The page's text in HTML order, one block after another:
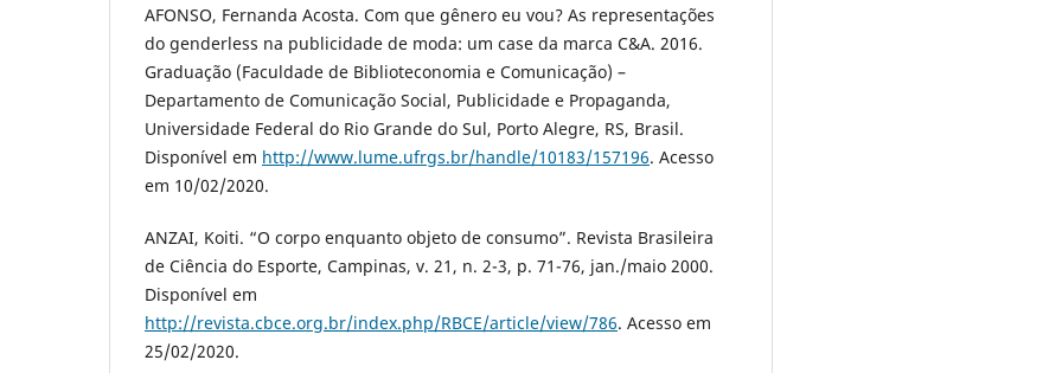
AFONSO, Fernanda Acosta. Com que gênero eu vou? As representações
do genderless na publicidade de moda: um case da marca C&A. 2016.
Graduação (Faculdade de Biblioteconomia e Comunicação) –
Departamento de Comunicação Social, Publicidade e Propaganda,
Universidade Federal do Rio Grande do Sul, Porto Alegre, RS, Brasil.
Disponível em http://www.lume.ufrgs.br/handle/10183/157196. Acesso
em 10/02/2020.
ANZAI, Koiti. “O corpo enquanto objeto de consumo”. Revista Brasileira
de Ciência do Esporte, Campinas, v. 21, n. 2-3, p. 71-76, jan./maio 2000.
Disponível em
http://revista.cbce.org.br/index.php/RBCE/article/view/786. Acesso em
25/02/2020.